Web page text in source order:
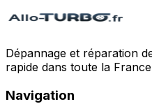
Dépannage et réparation
rapide dans toute la
Navigation